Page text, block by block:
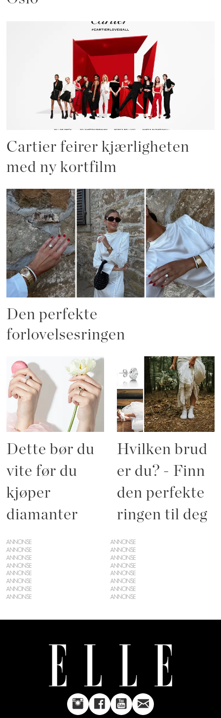
Cartier feirer kjærligheten
med ny kortfilm
Den perfekte
forlovelsesringen
Dette bør du
vite før du
kjøper
diamanter
Hvilken brud
er du? - Finn
den perfekte
ringen til deg
ANNONSE
ANNONSE
ANNONSE
ANNONSE
ANNONSE
ANNONSE
ANNONSE
ANNONSE